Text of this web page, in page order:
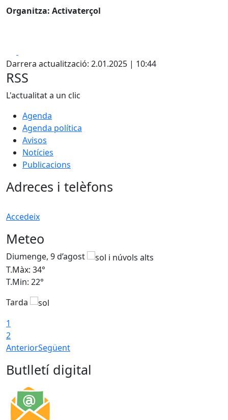
Organitza: Activaterçol
Darrera actualització: 2.01.2025 | 10:44
RSS
L'actualitat a un clic
Agenda
Agenda política
Avisos
Notícies
Publicacions
Adreces i telèfons
Accedeix
Meteo
Diumenge, 9 d’agost
T.Màx: 34°
T.Min: 22°
Tarda
1
2
AnteriorSegüent
Butlletí digital